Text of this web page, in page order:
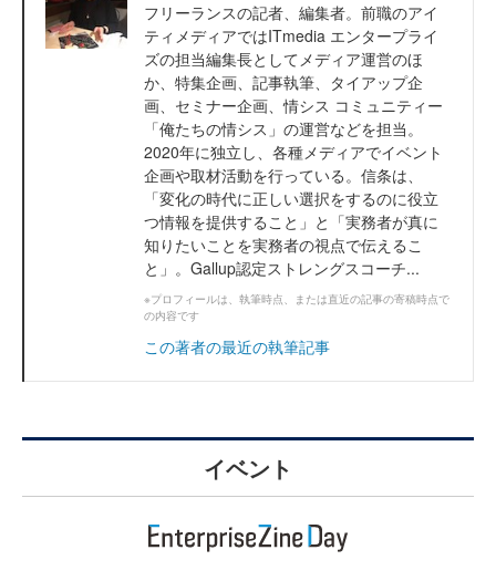
フリーランスの記者、編集者。前職のアイ
ティメディアではITmedia エンタープライ
ズの担当編集長としてメディア運営のほ
か、特集企画、記事執筆、タイアップ企
画、セミナー企画、情シス コミュニティー
「俺たちの情シス」の運営などを担当。
2020年に独立し、各種メディアでイベント
企画や取材活動を行っている。信条は、
「変化の時代に正しい選択をするのに役立
つ情報を提供すること」と「実務者が真に
知りたいことを実務者の視点で伝えるこ
と」。Gallup認定ストレングスコーチ...
※プロフィールは、執筆時点、または直近の記事の寄稿時点で
の内容です
この著者の最近の執筆記事
イベント